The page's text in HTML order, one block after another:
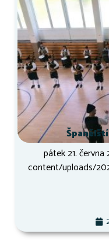
pátek 21.
content/uploads/